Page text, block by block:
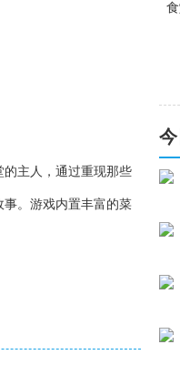
的主人，通过重现那些
。游戏内置丰富的菜